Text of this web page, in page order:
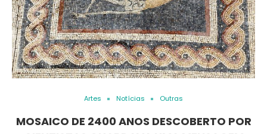
Artes Notícias Outras
MOSAICO DE 2400 ANOS DESCOBERTO POR